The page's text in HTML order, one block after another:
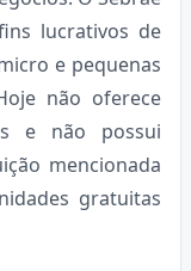
lucrativos de
e pequenas
não oferece
e não possui
mencionada
gratuitas